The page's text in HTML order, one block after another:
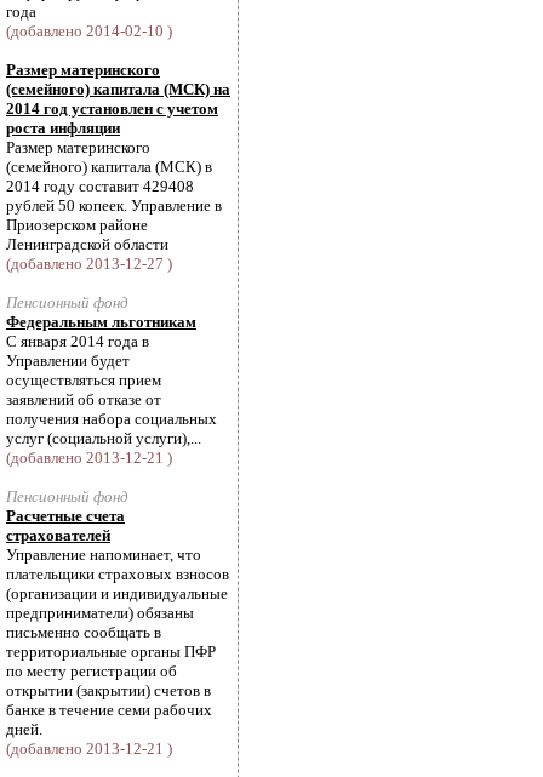
года
(добавлено 2014-02-10 )
Размер материнского
(семейного) капитала (МСК) на
2014 год установлен с учетом
роста инфляции
Размер материнского
(семейного) капитала (МСК) в
2014 году составит 429408
рублей 50 копеек. Управление в
Приозерском районе
Ленинградской области
(добавлено 2013-12-27 )
Пенсионный фонд
Федеральным льготникам
С января 2014 года в
Управлении будет
осуществляться прием
заявлений об отказе от
получения набора социальных
услуг (социальной услуги),...
(добавлено 2013-12-21 )
Пенсионный фонд
Расчетные счета
страхователей
Управление напоминает, что
плательщики страховых взносов
(организации и индивидуальные
предприниматели) обязаны
письменно сообщать в
территориальные органы ПФР
по месту регистрации об
открытии (закрытии) счетов в
банке в течение семи рабочих
дней.
(добавлено 2013-12-21 )